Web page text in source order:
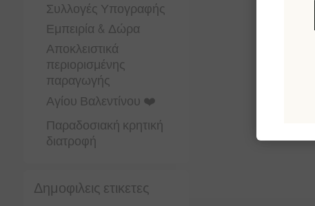
Συλλογές Υπογραφής
Εμπειρία & Δώρα
Αποκλειστικά
περιορισμένης
παραγωγής
Αγίου Βαλεντίνου ❤️
Παραδοσιακή κρητική
διατροφή
Δημοφιλεις ετικετες